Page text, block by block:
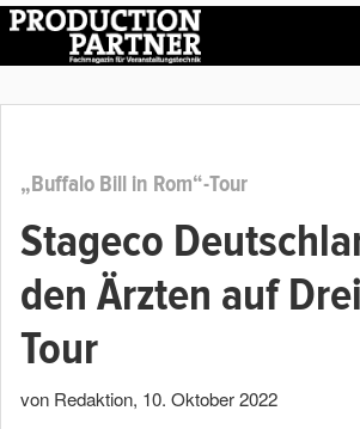
„Buffalo Bill in Rom“-Tour
Stageco
den Ärzten auf
Tour
von Redaktion, 10. Oktober 2022